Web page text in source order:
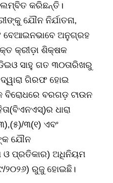
କରିଛନ୍ତି।
ଯୌନ ନିର୍ଯାତନା,
ବେଆଇନଭାବେ ଅନୁଗ୍ରହ
କ୍ରୀଡ଼ା ଶିକ୍ଷକ
ଡିଇଓ ସାହୁ ଗତ ୩୦ତାରିଖରୁ
ଗିରଫ ହୋଇ
ବିରୋଧରେ ବରଗଡ଼ ଟାଉନ
ଧାରା
୩(୧) ଏବଂ
ଯୌନ
ଓ ପ୍ରତିକାର) ଅଧିନିୟମ
୨୦୨୬) ରୁଜୁ ହୋଇଛି।